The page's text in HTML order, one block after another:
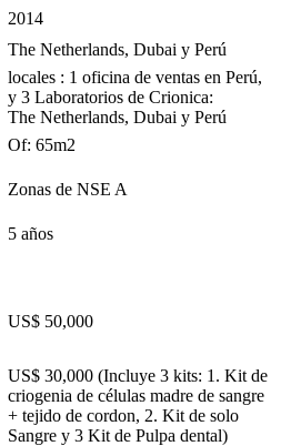
2014
The Netherlands, Dubai y Perú
locales : 1 oficina de ventas en Perú,
y 3 Laboratorios de Crionica:
The Netherlands, Dubai y Perú
Of: 65m2
Zonas de NSE A
5 años
US$ 50,000
US$ 30,000 (Incluye 3 kits: 1. Kit de
criogenia de células madre de sangre
+ tejido de cordon, 2. Kit de solo
Sangre y 3 Kit de Pulpa dental)